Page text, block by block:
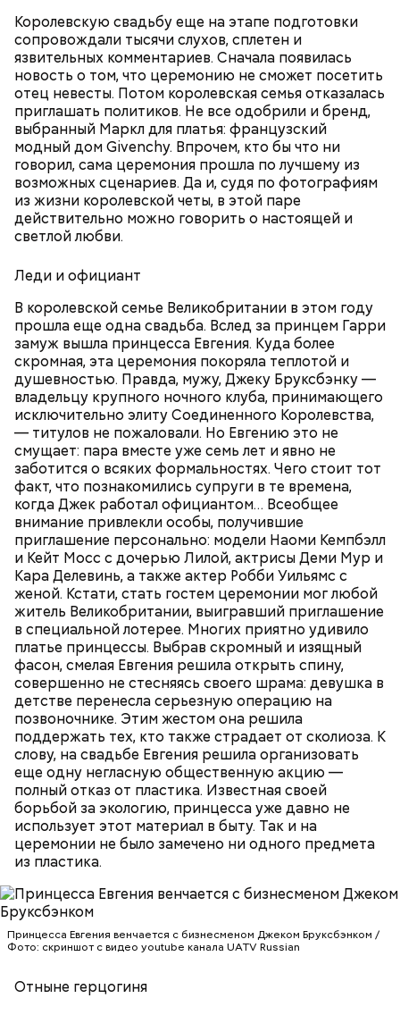
Королевскую свадьбу еще на этапе подготовки
сопровождали тысячи слухов, сплетен и
язвительных комментариев. Сначала появилась
новость о том, что церемонию не сможет посетить
отец невесты. Потом королевская семья отказалась
приглашать политиков. Не все одобрили и бренд,
выбранный Маркл для платья: французский
модный дом Givenchy. Впрочем, кто бы что ни
говорил, сама церемония прошла по лучшему из
возможных сценариев. Да и, судя по фотографиям
из жизни королевской четы, в этой паре
действительно можно говорить о настоящей и
светлой любви.
Леди и официант
В королевской семье Великобритании в этом году
прошла еще одна свадьба. Вслед за принцем Гарри
замуж вышла принцесса Евгения. Куда более
скромная, эта церемония покоряла теплотой и
душевностью. Правда, мужу, Джеку Бруксбэнку —
владельцу крупного ночного клуба, принимающего
исключительно элиту Соединенного Королевства,
— титулов не пожаловали. Но Евгению это не
смущает: пара вместе уже семь лет и явно не
заботится о всяких формальностях. Чего стоит тот
факт, что познакомились супруги в те времена,
когда Джек работал официантом… Всеобщее
внимание привлекли особы, получившие
приглашение персонально: модели Наоми Кемпбэлл
и Кейт Мосс с дочерью Лилой, актрисы Деми Мур и
Кара Делевинь, а также актер Робби Уильямс с
женой. Кстати, стать гостем церемонии мог любой
житель Великобритании, выигравший приглашение
в специальной лотерее. Многих приятно удивило
платье принцессы. Выбрав скромный и изящный
фасон, смелая Евгения решила открыть спину,
совершенно не стесняясь своего шрама: девушка в
детстве перенесла серьезную операцию на
позвоночнике. Этим жестом она решила
поддержать тех, кто также страдает от сколиоза. К
слову, на свадьбе Евгения решила организовать
еще одну негласную общественную акцию —
полный отказ от пластика. Известная своей
борьбой за экологию, принцесса уже давно не
использует этот материал в быту. Так и на
церемонии не было замечено ни одного предмета
из пластика.
Принцесса Евгения венчается с бизнесменом Джеком Бруксбэнком /
Фото: скриншот с видео youtube канала UATV Russian
Отныне герцогиня
Святитель Николай дожил до глубокой старости и
скончался в середине IV века. По церковному
преданию, мощи святого сохранились нетленными
и источали чудесное миро, от которого исцелилось
множество людей. В 1087 году мощи Николая
Угодника были перенесены в итальянский город
Бар (Бари), где находятся и поныне.
На Руси святителя Николая издавна считали
покровителем моряков, купцов и детей. Ему
молились и земледельцы — о хорошей погоде, о
добром урожае. Была поговорка: «Кто Николая
любит, кто Николаю служит, тому святой Николай
во всякий час помогает».
покровителем путешествующих, а также
оберегает детей и подростков. Многие мамы
провожают своих чад на прогулку, прося святого
Николая присмотреть за ними, сберечь от разных
уличных происшествий. Кроме того, святому
Николаю молятся о вразумлении своих детей,
попавших в плохую компанию, и хуже того —
пристрастившихся к наркотикам. Молятся
святителю Николаю о благополучном замужестве
дочерей.
Множество людей совершают паломнические
поездки, чтобы поклониться мощам Святителя
Николая, которые находятся в Италии. 19 декабря
отмечается Никола Зимний, а 22 мая Никола вешний
или летний. Этот день установлен в память об
обретении его мощей.
Кабачки в овощном соусе
500 г помидоров;
150 г шпината;
50 г лиственного салата;
зелень петрушки, укропа;
1/2 стакана растительного масла;
100 г муки;
уксус по вкусу;
30 г сахара.
Кабачки очистить от кожицы. Нарезать
кружочками или дольками, предварительно удалив
сердцевину. Нарезанные кабачки обвалять в муке и
обжарить в масле (половина нормы). Зеленый лук
нашинковать, слегка спас-серовать в оставшемся
масле и добавить к нему нашинкованные листья
шпината, салата, зелень петрушки, помидоры,
нарезанные небольшими дольками, и все тушить 10
минут. Листья шпината или салата можно заменить
ботвой свеклы. Полученный соус заправить солью,
уксусом, сахаром. Подать кабачки в холодном
виде, посыпать их рубленым укропом.
Томаты «Без заморочек», аджика
и лечо: топ-8 проверенных
рецептов закруток на зиму
Первые блюда